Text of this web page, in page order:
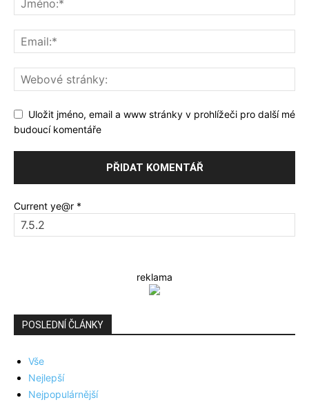
Uložit jméno, email a www stránky v prohlížeči pro další mé
budoucí komentáře
Current ye@r *
reklama
POSLEDNÍ ČLÁNKY
Vše
Nejlepší
Nejpopulárnější